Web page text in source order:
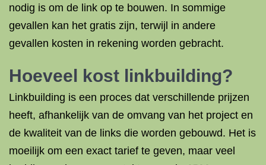
nodig is om de link op te bouwen. In sommige
gevallen kan het gratis zijn, terwijl in andere
gevallen kosten in rekening worden gebracht.
Hoeveel kost linkbuilding?
Linkbuilding is een proces dat verschillende prijzen
heeft, afhankelijk van de omvang van het project en
de kwaliteit van de links die worden gebouwd. Het is
moeilijk om een exact tarief te geven, maar veel